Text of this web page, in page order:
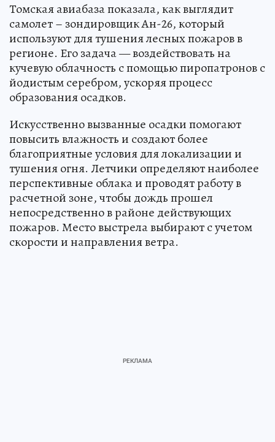
Томская авиабаза показала, как выглядит
самолет – зондировщик Ан-26, который
используют для тушения лесных пожаров в
регионе. Его задача — воздействовать на
кучевую облачность с помощью пиропатронов с
йодистым серебром, ускоряя процесс
образования осадков.
Искусственно вызванные осадки помогают
повысить влажность и создают более
благоприятные условия для локализации и
тушения огня. Летчики определяют наиболее
перспективные облака и проводят работу в
расчетной зоне, чтобы дождь прошел
непосредственно в районе действующих
пожаров. Место выстрела выбирают с учетом
скорости и направления ветра.